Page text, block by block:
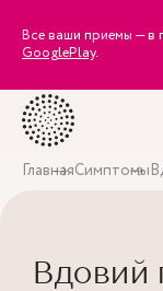
Все ваши приемы — в
GooglePlay.
ГлавнаяСимптомы
Вдовий